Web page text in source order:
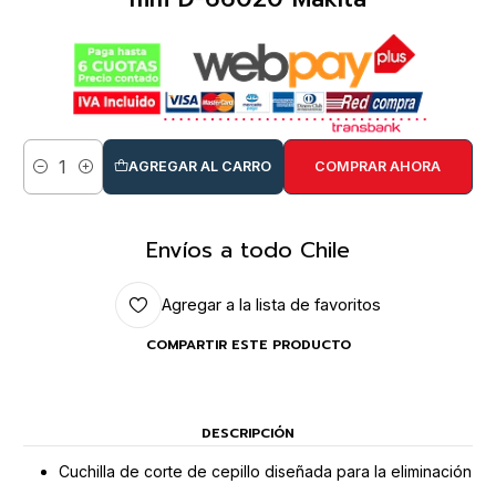
Cantidad
AGREGAR AL CARRO COMPRAR AHORA
Envíos a todo Chile
Agregar a la lista de favoritos
COMPARTIR ESTE PRODUCTO
DESCRIPCIÓN
Cuchilla de corte de cepillo diseñada para la eliminación